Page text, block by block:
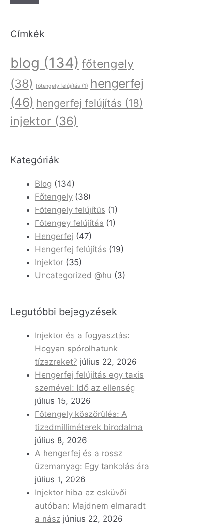
Címkék
blog (134) főtengely
(38)
főtengely felújítás (1)
hengerfej
(46) hengerfej felújítás (18)
injektor(36)
Kategóriák
Blog (134)
Főtengely(38)
Főtengely felújítűs (1)
Főtengey felújítás (1)
Hengerfej (47)
Hengerfej felújítás (19)
Injektor(35)
Uncategorized @hu (3)
Legutóbbi bejegyzések
Injektor és a fogyasztás:
Hogyan spórolhatunk
tízezreket? július 22, 2026
Hengerfej felújítás egy taxis
szemével: Idő az ellenség
július 15, 2026
Főtengely köszörülés: A
tizedmilliméterek birodalma
július 8, 2026
A hengerfej és a rossz
üzemanyag: Egy tankolás ára
július 1, 2026
Injektor hiba az esküvői
autóban: Majdnem elmaradt
a nász június 22, 2026